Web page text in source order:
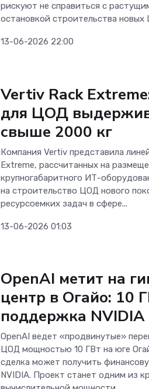
рискуют не справиться с
остановкой строительства новых
13-06-2026 22:00
Vertiv Rack
для ЦОД
свыше 2000 кг
Компания Vertiv представила
Extreme, рассчитанных на
крупногабаритного ИТ-
на строительство ЦОД нового
ресурсоемких задач в сфере...
13-06-2026 01:03
OpenAI метит на
центр в Огайо: 10
поддержка NVIDIA
OpenAI ведет «продвинутые»
ЦОД мощностью 10 ГВт на юге
сделка может получить
NVIDIA. Проект станет одним из